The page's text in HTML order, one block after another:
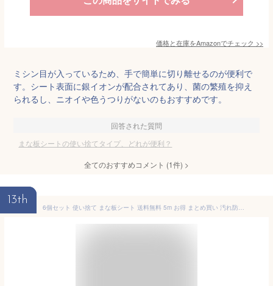
価格と在庫をAmazonでチェック >>
ミシン目が入っているため、手で簡単に切り離せるのが便利で
す。シート表面に銀イオンが配合されてあり、菌の繁殖を抑え
られるし、ニオイや色うつりがないのもおすすめです。
回答された質問
まな板シートの使い捨てタイプ、どれが便利？
全てのおすすめコメント (1件) >
13th
6個セット 使い捨て まな板シート 送料無料 5m お得 まとめ買い 汚れ防止 雑菌対策 衛生 臭い移り防止 色移り防止 まな板シート 使いすて カッティングシート 時短グッズ キッチン雑貨 キッチン用品 レイエ カインズ ニトリ CAINZ 人気 話題 we-mn-002a-6set